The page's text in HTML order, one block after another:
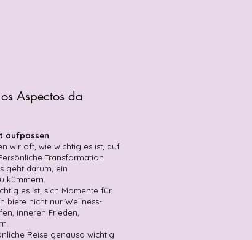
Aspectos da
aufpassen
wir oft, wie wichtig es ist, auf
Transformation
geht darum, ein
kümmern.
es ist, sich Momente für
biete nicht nur Wellness-
inneren Frieden,
Reise genauso wichtig